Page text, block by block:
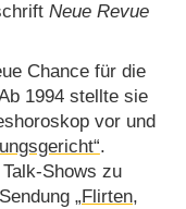
Neue Revue
Chance für die
1994 stellte sie
vor und
.
Shows zu
„Flirten,